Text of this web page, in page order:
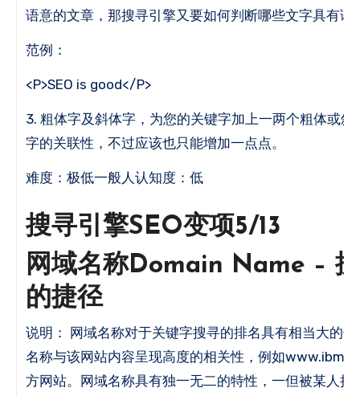
语意的文章，那搜寻引擎又要如何判断哪些文字具有语
范例：
<P>SEO is good</P>
3. 粗体字及斜体字，为您的关键字加上一两个粗体或
字的关联性，不过应该也只能增加一点点。
难度：极低一般人认知度：低
搜寻引擎SEO变项5/13
网域名称Domain Name –
的捷径
说明： 网域名称对于关键字搜寻的排名具有相当大的
名称与该网站内容呈现高度的相关性，例如
方网站。 网域名称具有独一无二的特性，一但被某人